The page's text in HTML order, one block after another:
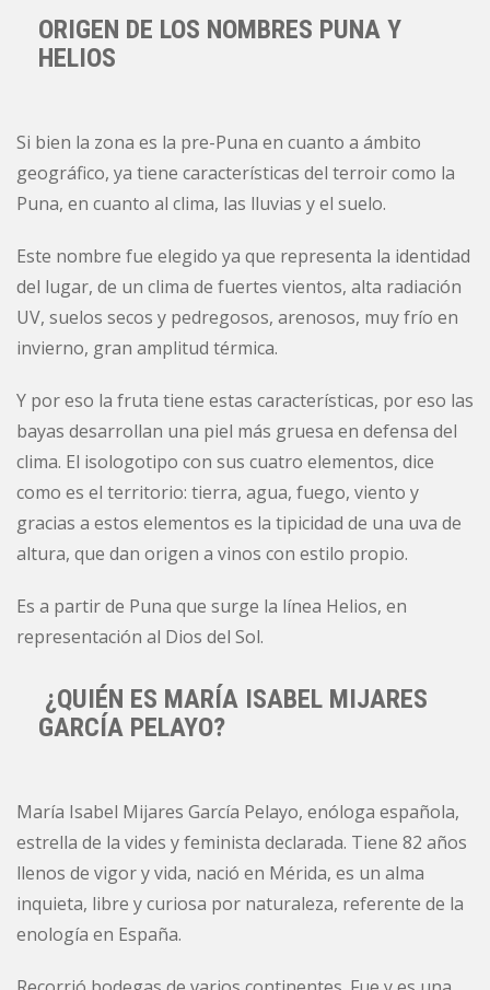
ORIGEN DE LOS NOMBRES PUNA Y
HELIOS
Si bien la zona es la pre-Puna en cuanto a ámbito
geográfico, ya tiene características del terroir como la
Puna, en cuanto al clima, las lluvias y el suelo.
Este nombre fue elegido ya que representa la identidad
del lugar, de un clima de fuertes vientos, alta radiación
UV, suelos secos y pedregosos, arenosos, muy frío en
invierno, gran amplitud térmica.
Y por eso la fruta tiene estas características, por eso las
bayas desarrollan una piel más gruesa en defensa del
clima. El isologotipo con sus cuatro elementos, dice
como es el territorio: tierra, agua, fuego, viento y
gracias a estos elementos es la tipicidad de una uva de
altura, que dan origen a vinos con estilo propio.
Es a partir de Puna que surge la línea Helios, en
representación al Dios del Sol.
¿QUIÉN ES MARÍA ISABEL MIJARES
GARCÍA PELAYO?
María Isabel Mijares García Pelayo, enóloga española,
estrella de la vides y feminista declarada. Tiene 82 años
llenos de vigor y vida, nació en Mérida, es un alma
inquieta, libre y curiosa por naturaleza, referente de la
enología en España.